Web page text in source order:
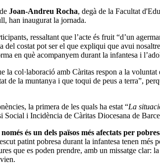
Joan-Andreu Rocha, degà de la Facultat
han inaugurat la jornada.
ressaltant que l’acte és fruit “d’un
del costat pot ser el que expliqui que avui
en què acompanyem durant la infantesa i
la col·laboració amb Càritas respon a la
de la muntanya i que toqui de peus a terra”,
la primera de les quals ha estat “La
Social i Incidència de Càritas Diocesana de
és un dels països més afectats per
patint pobresa durant la infantesa tenen
que es poden prendre, amb un missatge clar: